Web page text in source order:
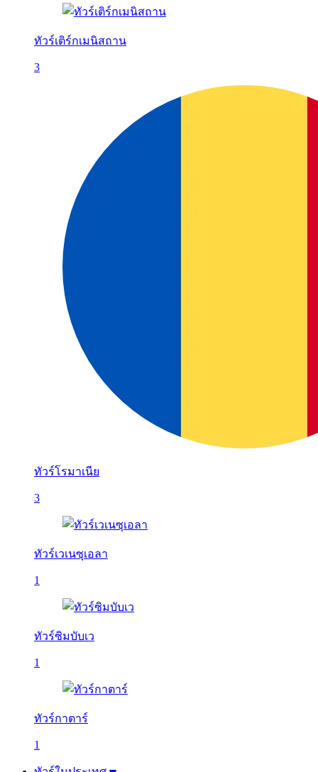
ทัวร์เติร์กเมนิสถาน
3
ทัวร์โรมาเนีย
3
ทัวร์เวเนซุเอลา
1
ทัวร์ซิมบับเว
1
ทัวร์กาตาร์
1